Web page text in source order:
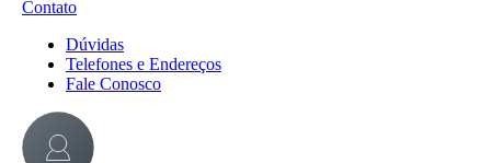
Contato
Dúvidas
Telefones e Endereços
Fale Conosco